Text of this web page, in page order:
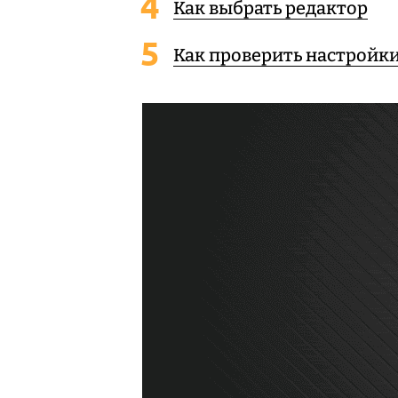
Как выбрать редактор
Как проверить